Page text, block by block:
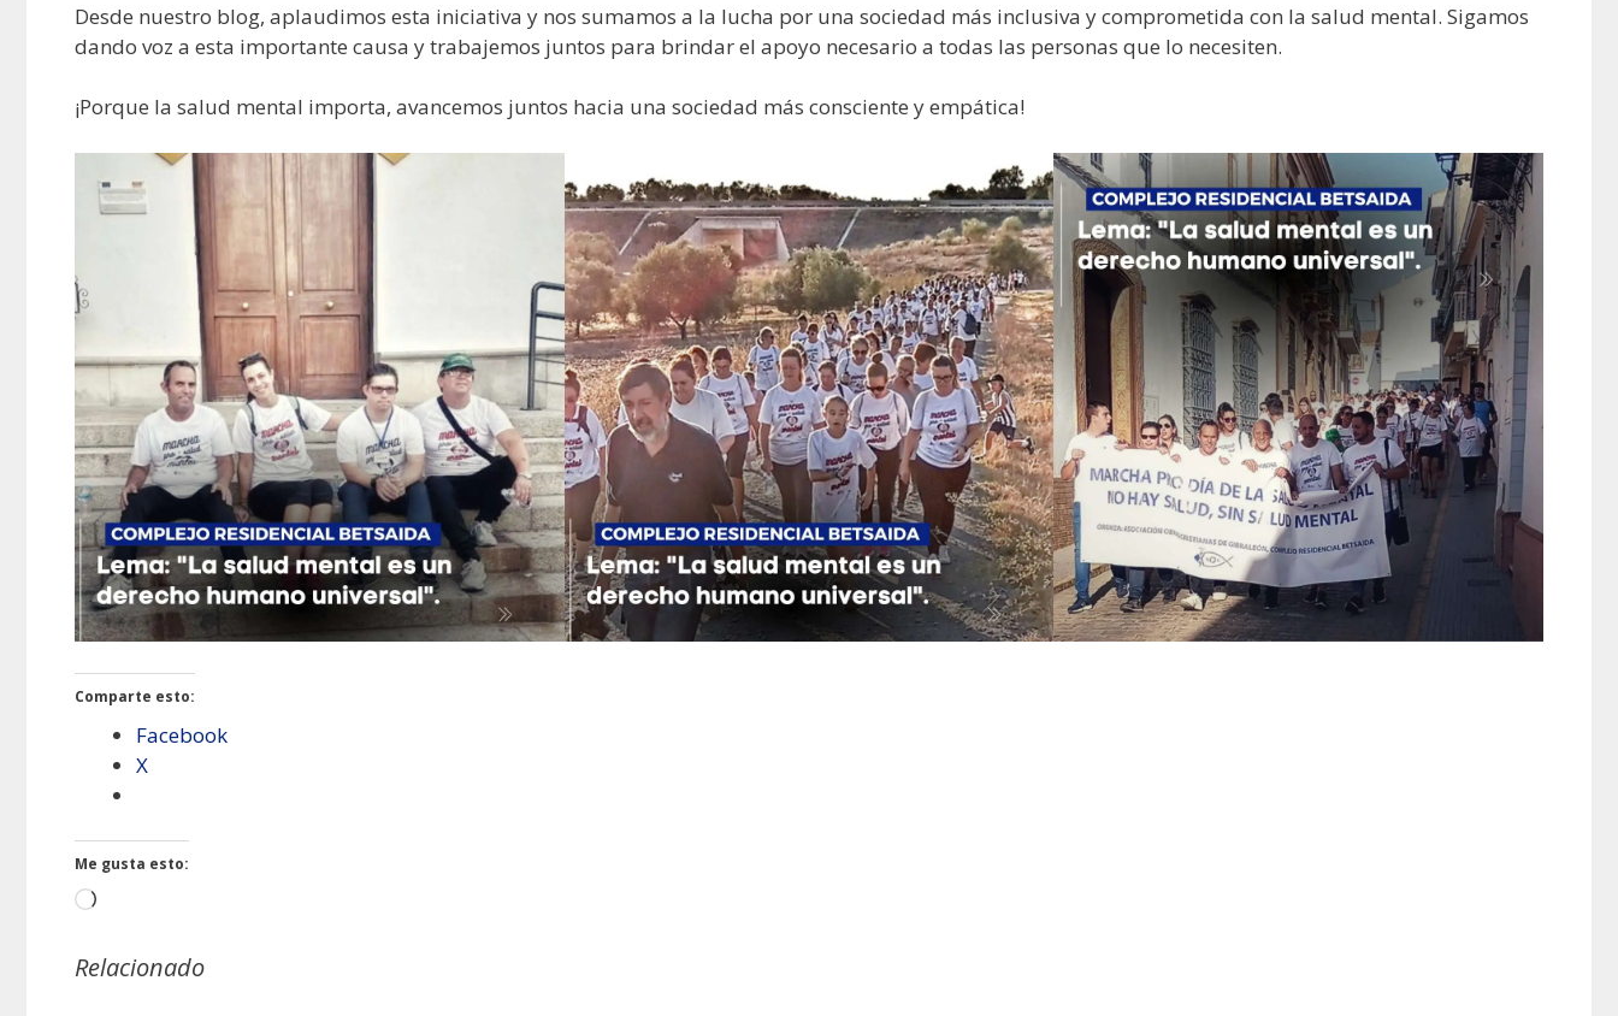
Desde nuestro blog, aplaudimos esta iniciativa y nos sumamos a la lucha por una sociedad más inclusiva y comprometida con la salud mental. Sigamos
dando voz a esta importante causa y trabajemos juntos para brindar el apoyo necesario a todas las personas que lo necesiten.
¡Porque la salud mental importa, avancemos juntos hacia una sociedad más consciente y empática!
Comparte esto:
Facebook
X
Me gusta esto:
Cargando...
Relacionado